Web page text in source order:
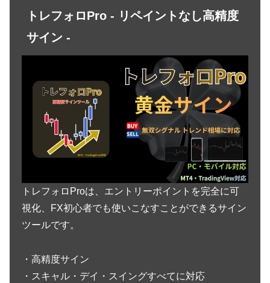
トレフォロPro - リペイントなし高精度
サイン -
トレフォロProは、エントリーポイントを完全に可
視化、FX初心者でも使いこなすことができるサイン
ツールです。
・高精度サイン
・スキャル・デイ・スイングすべてに対応